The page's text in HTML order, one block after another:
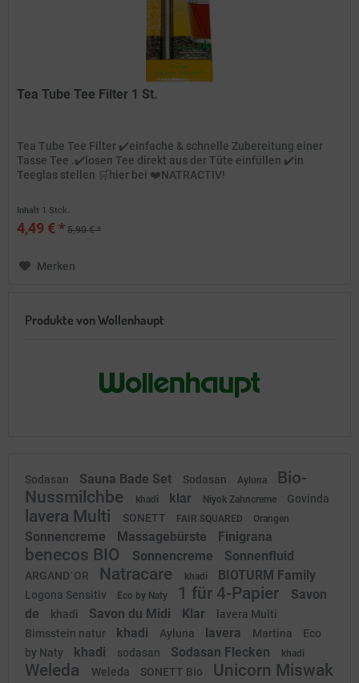
Tea Tube Tee Filter 1 St.
Tea Tube Tee Filter ✔️einfache & schnelle Zubereitung einer
Tasse Tee .✔️losen Tee direkt aus der Tüte einfüllen ✔️in
Teeglas stellen 🛒hier bei ❤️NATRACTIV!
Inhalt 1 Stck.
4,49 € * 5,90 € *
Merken
Produkte von Wollenhaupt
Sodasan Sauna Bade Set Sodasan Ayluna
Bio-
Nussmilchbe
khadi klar Niyok Zahncreme Govinda
lavera Multi SONETT FAIR SQUARED Orangen
Sonnencreme Massagebürste Finigrana
benecos BIO Sonnencreme Sonnenfluid
ARGAND´OR Natracare khadi BIOTURM Family
Logona Sensitiv Eco by Naty 1 für 4-Papier
Savon
de
khadi Savon du Midi Klar
lavera Multi
Bimsstein natur
khadi Ayluna lavera Martina
Eco
by Naty
khadi sodasan Sodasan Flecken khadi
Weleda Weleda SONETT Bio Unicorn Miswak